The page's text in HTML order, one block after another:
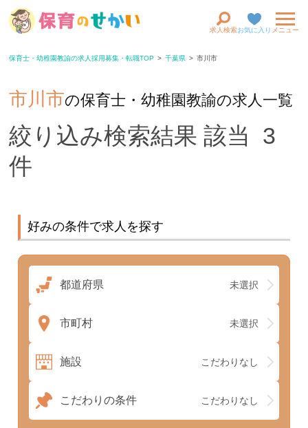
求人検索お気に入り メニュー
保育士・幼稚園教諭の求人採用募集・転職TOP 千葉県 市川市
市川市の保育士・幼稚園教諭の求人一覧
絞り込み検索結果 該当 3
件
好みの条件で求人を探す
都道府県 未選択
市町村 未選択
施設 こだわりなし
こだわりの条件 こだわりなし